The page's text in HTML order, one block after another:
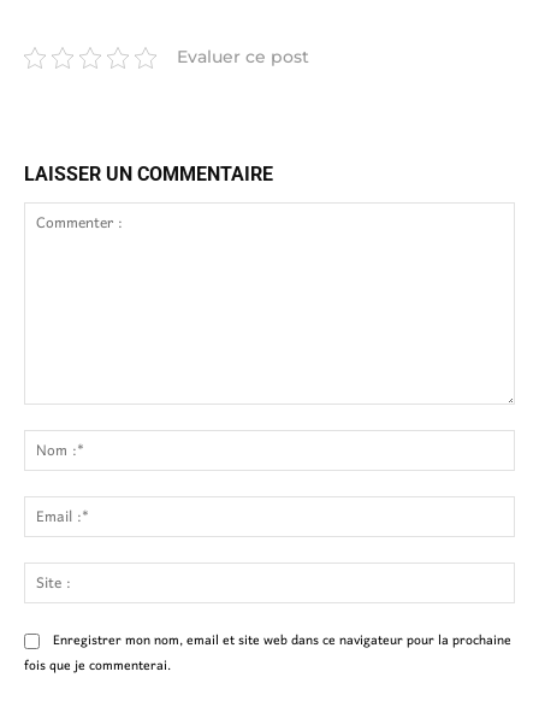
Evaluer ce post
LAISSER UN COMMENTAIRE
:
:*
:*
:
Enregistrer mon nom, email et site web dans ce navigateur pour la prochaine
fois que je commenterai.